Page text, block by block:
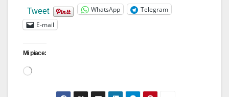
Tweet WhatsApp
Telegram
E-mail
Mi piace:
Caricamento